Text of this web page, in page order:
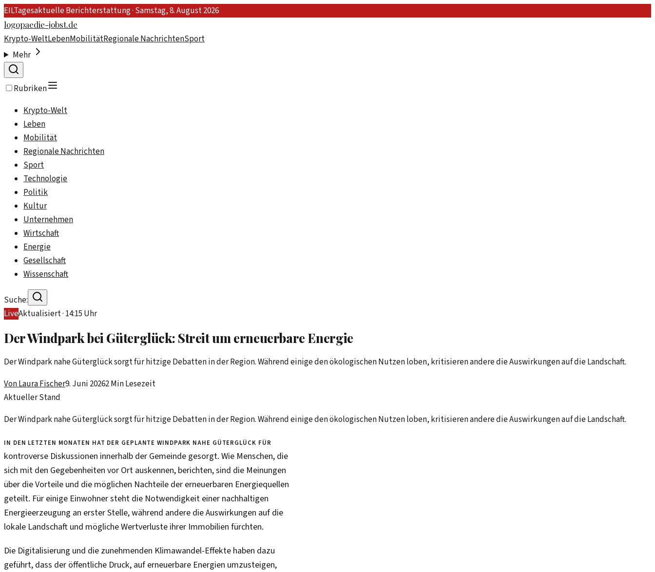
EILTagesaktuelle Berichterstattung · Samstag, 8. August 2026
logopaedie-jobst.de
Krypto-WeltLebenMobilitätRegionale NachrichtenSport
Mehr
Rubriken
Krypto-Welt
Leben
Mobilität
Regionale Nachrichten
Sport
Technologie
Politik
Kultur
Unternehmen
Wirtschaft
Energie
Gesellschaft
Wissenschaft
Suche:
LiveAktualisiert · 14:15 Uhr
Der Windpark bei Güterglück: Streit um erneuerbare Energie
Der Windpark nahe Güterglück sorgt für hitzige Debatten in der Region. Während einige den ökologischen Nutzen loben, kritisieren andere die Auswirkungen auf die Landschaft.
VonLaura Fischer9. Juni 20262Min Lesezeit
Aktueller Stand
Der Windpark nahe Güterglück sorgt für hitzige Debatten in der Region. Während einige den ökologischen Nutzen loben, kritisieren andere die Auswirkungen auf die Landschaft.
In den letzten Monaten hat der geplante Windpark nahe Güterglück für
kontroverse Diskussionen innerhalb der Gemeinde gesorgt. Wie Menschen, die
sich mit den Gegebenheiten vor Ort auskennen, berichten, sind die Meinungen
über die Vorteile und die möglichen Nachteile der erneuerbaren Energiequellen
geteilt. Für einige Einwohner steht die Notwendigkeit einer nachhaltigen
Energieerzeugung an erster Stelle, während andere die Auswirkungen auf die
lokale Landschaft und mögliche Wertverluste ihrer Immobilien fürchten.
Die Digitalisierung und die zunehmenden Klimawandel-Effekte haben dazu
geführt, dass der öffentliche Druck, auf erneuerbare Energien umzusteigen,